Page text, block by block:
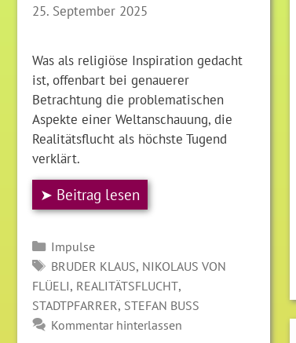
25. September 2025
Was als religiöse Inspiration gedacht
ist, offenbart bei genauerer
Betrachtung die problematischen
Aspekte einer Weltanschauung, die
Realitätsflucht als höchste Tugend
verklärt.
➤ Beitrag lesen
Kategorien
Impulse
SCHLAGWÖRTER
BRUDER KLAUS, NIKOLAUS VON
FLÜELI, REALITÄTSFLUCHT,
STADTPFARRER, STEFAN BUSS
Kommentar hinterlassen